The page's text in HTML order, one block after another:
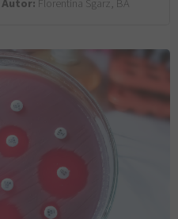
Autor: Florentina Sgarz, BA